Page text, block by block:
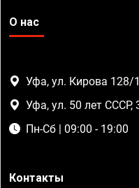
О нас
Уфа, ул. Кирова 128/
Уфа, ул. 50 лет СССР,
Пн-Сб | 09:00 - 19:00
Контакты